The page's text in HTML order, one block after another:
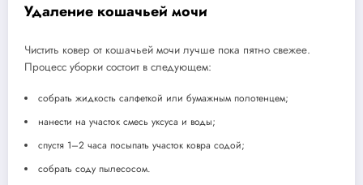
Удаление кошачьей мочи
Чистить ковер от кошачьей мочи лучше пока пятно свежее.
Процесс уборки состоит в следующем:
собрать жидкость салфеткой или бумажным полотенцем;
нанести на участок смесь уксуса и воды;
спустя 1–2 часа посыпать участок ковра содой;
собрать соду пылесосом.